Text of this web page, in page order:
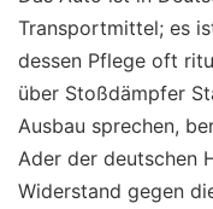
Transportmittel; es
dessen Pflege oft
über Stoßdämpfer
Ausbau sprechen,
Ader der deutschen
Widerstand gegen